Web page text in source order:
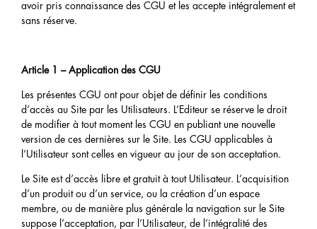
avoir pris connaissance des CGU et les accepte intégralement et
sans réserve.
Article 1 – Application des CGU
Les présentes CGU ont pour objet de définir les conditions
d’accès au Site par les Utilisateurs. L’Editeur se réserve le droit
de modifier à tout moment les CGU en publiant une nouvelle
version de ces dernières sur le Site. Les CGU applicables à
l’Utilisateur sont celles en vigueur au jour de son acceptation.
Le Site est d’accès libre et gratuit à tout Utilisateur. L’acquisition
d’un produit ou d’un service, ou la création d’un espace
membre, ou de manière plus générale la navigation sur le Site
suppose l’acceptation, par l’Utilisateur, de l’intégralité des